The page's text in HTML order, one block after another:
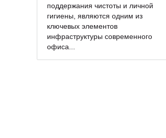
поддержания чистоты и личной
гигиены, являются одним из
ключевых элементов
инфраструктуры современного
офиса...